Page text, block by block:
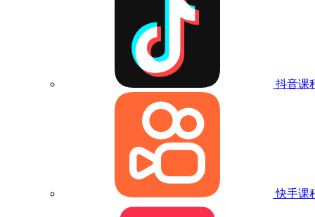
抖音课
快手课